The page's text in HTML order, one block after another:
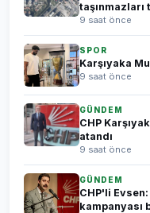
9 saat önce
SPOR
Karşıyaka
9 saat önce
GÜNDEM
CHP
atandı
9 saat önce
GÜNDEM
CHP'li
kampanyası